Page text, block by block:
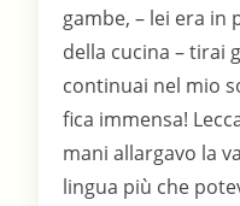
gambe, – lei era in
della cucina – tirai
continuai nel mio
fica immensa!
mani allargavo la
lingua più che